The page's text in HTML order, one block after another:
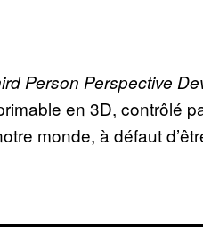
Person Perspective
en 3D, contrôlé
monde, à défaut